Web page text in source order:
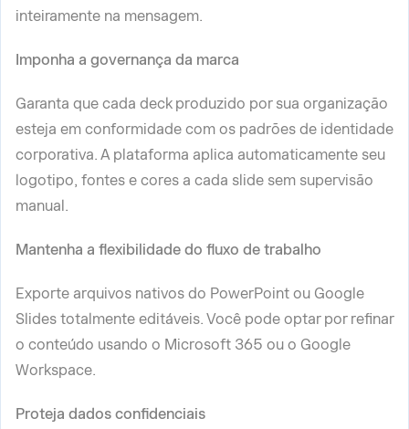
inteiramente na mensagem.
Imponha a governança da marca
Garanta que cada deck produzido por sua organização
esteja em conformidade com os padrões de identidade
corporativa. A plataforma aplica automaticamente seu
logotipo, fontes e cores a cada slide sem supervisão
manual.
Mantenha a flexibilidade do fluxo de trabalho
Exporte arquivos nativos do PowerPoint ou Google
Slides totalmente editáveis. Você pode optar por refinar
o conteúdo usando o Microsoft 365 ou o Google
Workspace.
Proteja dados confidenciais